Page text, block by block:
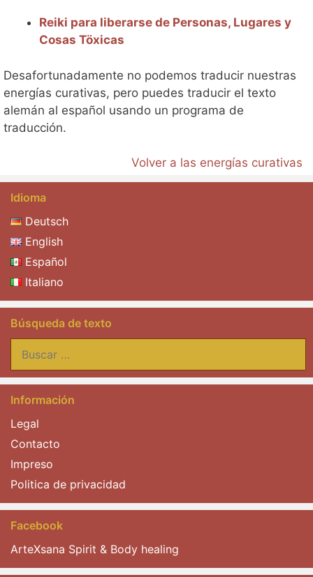
Reiki para liberarse de Personas, Lugares y
Cosas Töxicas
Desafortunadamente no podemos traducir nuestras
energías curativas, pero puedes traducir el texto
alemán al español usando un programa de
traducción.
Volver a las energías curativas
Idioma
Deutsch
English
Español
Italiano
Búsqueda de texto
Información
Legal
Contacto
Impreso
Politica de privacidad
Facebook
ArteXsana Spirit & Body healing